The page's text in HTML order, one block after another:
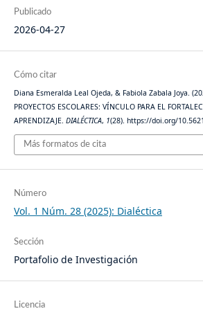
Publicado
2026-04-27
Cómo citar
Diana Esmeralda Leal Ojeda, & Fabiola Zabala Joya.
PROYECTOS ESCOLARES: VÍNCULO PARA EL
APRENDIZAJE. DIALÉCTICA, 1(28). https://doi.org/
Más formatos de cita
Número
Vol. 1 Núm. 28 (2025): Dialéctica
Sección
Portafolio de Investigación
Licencia